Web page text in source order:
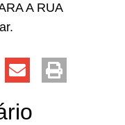
A RUA